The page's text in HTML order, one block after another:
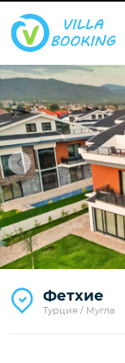
Фетхие
Турция / Мугла